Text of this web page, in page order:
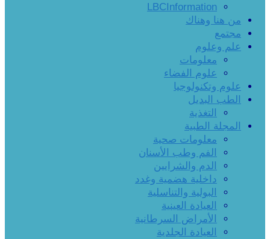
LBCInformation
من هنا وهناك
مجتمع
علم وعلوم
معلومات
علوم الفضاء
علوم وتكنولوجيا
الطب البديل
التغذية
المجلة الطبية
معلومات صحية
الفم وطب الأسنان
الدم والشرايين
داخلية هضمية وغدد
البولية والتناسلية
العيادة العينية
الأمراض السرطانية
العيادة الجلدية